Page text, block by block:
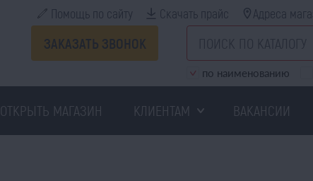
Помощь по сайту Скачать прайс Адреса
ЗАКАЗАТЬ ЗВОНОК
по наименованию
ОТКРЫТЬ МАГАЗИН КЛИЕНТАМ ВАКАНСИИ